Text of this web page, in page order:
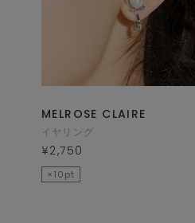
MELROSE CLAIRE
イヤリング
¥2,750
×10pt